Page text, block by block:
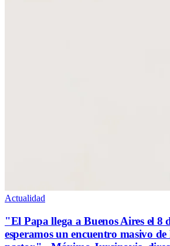
Actualidad
"El Papa llega a Buenos Aires el 8
esperamos un encuentro masivo de